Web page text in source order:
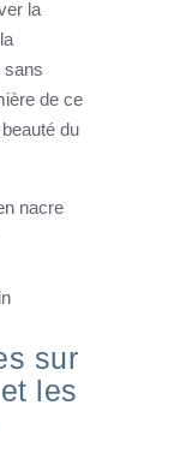
la
sans
de ce
du
nacre
sur
les